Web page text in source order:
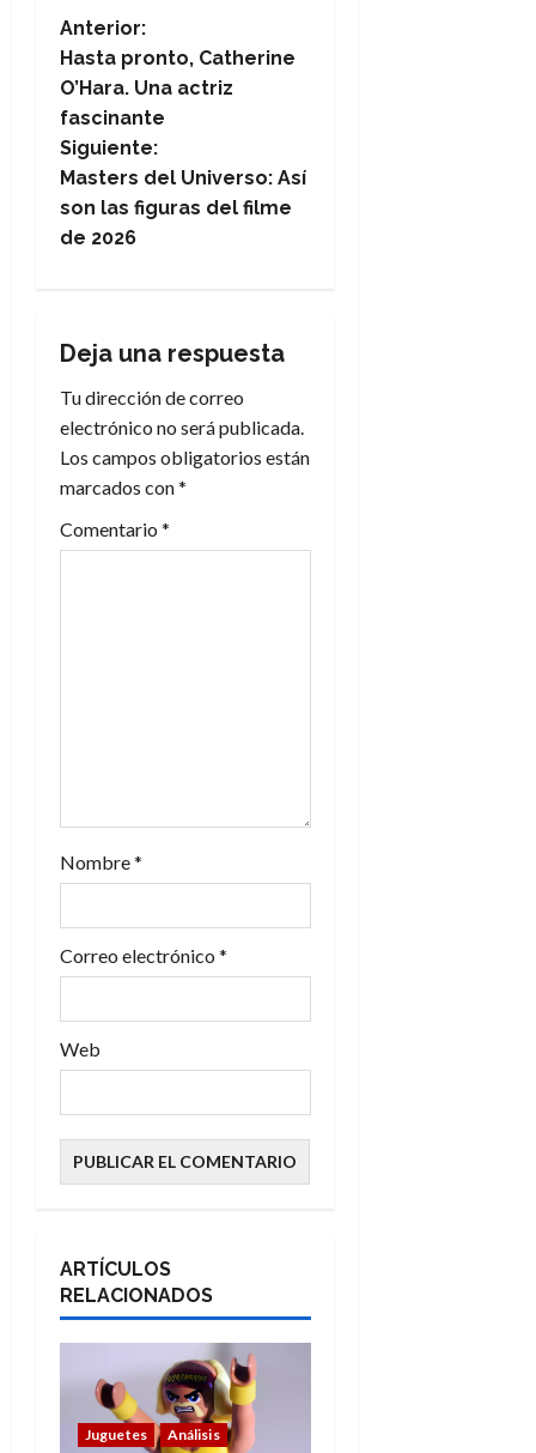
N
a
v
e
g
c
i
ó
n
d
a
d
a
Anterior:
Hasta pronto, Catherine
O’Hara. Una actriz
fascinante
Siguiente:
Masters del Universo: Así
son las figuras del filme
de 2026
Deja una respuesta
Tu dirección de correo
electrónico no será publicada.
Los campos obligatorios están
marcados con*
Comentario *
Nombre*
Correo electrónico *
Web
ARTÍCULOS
RELACIONADOS
Juguetes
Análisis